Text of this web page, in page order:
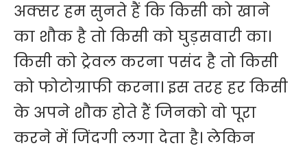
अक्सर हम सुनते हैं कि किसी को खाने
का शौक है तो किसी को घुड़सवारी का।
किसी को ट्रेवल करना पसंद है तो किसी
को फोटोग्राफी करना। इस तरह हर किसी
के अपने शौक होते हैं जिनको वो पूरा
करने में जिंदगी लगा देता है। लेकिन